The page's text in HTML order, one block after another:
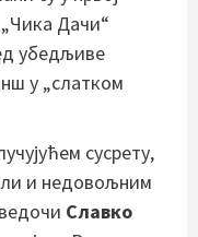
Дачи“
убедљиве
у „слатком
сусрету,
и недовољним
Славко